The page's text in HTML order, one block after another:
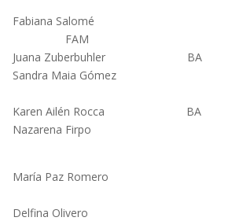
Salomé
FAM
Zuberbuhler BA
Maia Gómez
Ailén Rocca BA
Nazarena Firpo
Paz Romero
Delfina Olivero